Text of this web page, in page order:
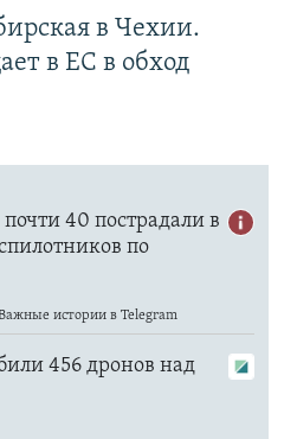
в Чехии.
в ЕС в обход